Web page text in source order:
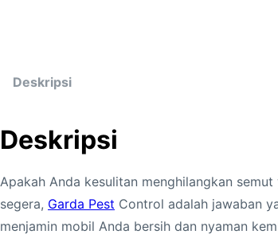
Deskripsi
Deskripsi
Apakah Anda kesulitan menghilangkan
segera, Garda Pest Control adalah jawaban
menjamin mobil Anda bersih dan nyaman